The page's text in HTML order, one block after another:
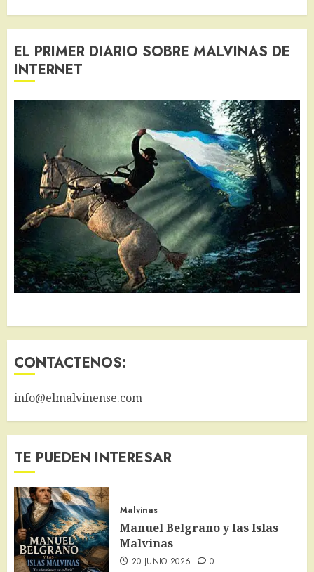
EL PRIMER DIARIO SOBRE MALVINAS DE
INTERNET
CONTACTENOS:
info@elmalvinense.com
TE PUEDEN INTERESAR
Malvinas
Manuel Belgrano y las Islas
Malvinas
20 JUNIO 2026 0